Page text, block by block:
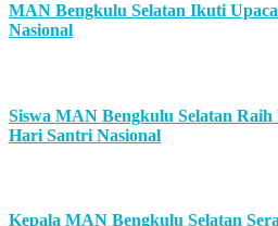
MAN Bengkulu Selatan Ikuti
Nasional
Siswa MAN Bengkulu Selatan Raih
Hari Santri Nasional
Kepala MAN Bengkulu Selatan